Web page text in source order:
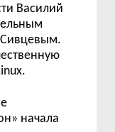
Василий
начала